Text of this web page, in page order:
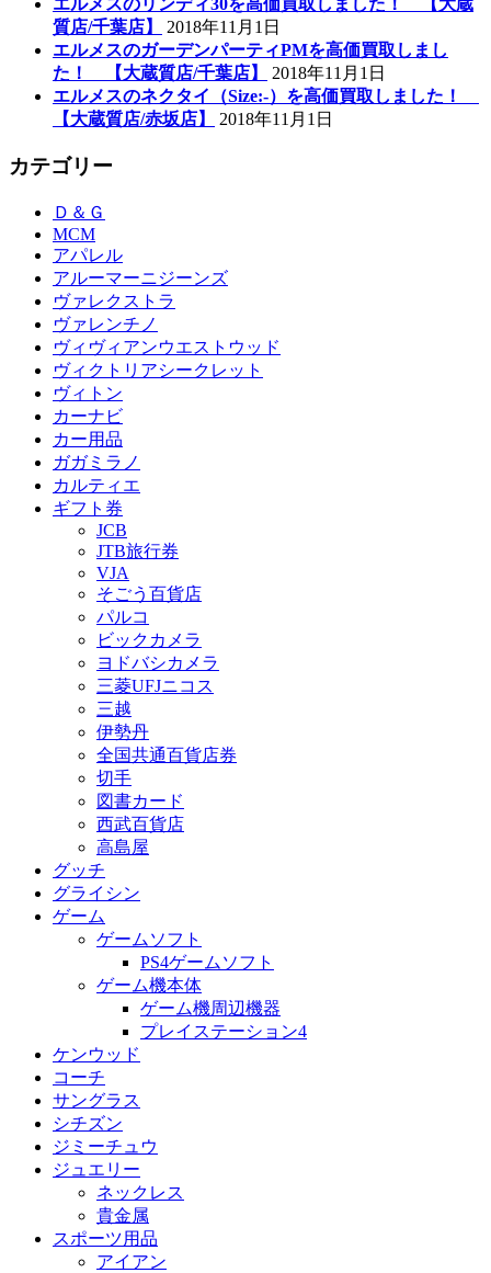
エルメスのリンディ30を高価買取しました！ 【大蔵
質店/千葉店】
2018年11月1日
エルメスのガーデンパーティPMを高価買取しまし
た！ 【大蔵質店/千葉店】
2018年11月1日
エルメスのネクタイ（Size:-）を高価買取しました！
【大蔵質店/赤坂店】
2018年11月1日
カテゴリー
Ｄ＆Ｇ
MCM
アパレル
アルーマーニジーンズ
ヴァレクストラ
ヴァレンチノ
ヴィヴィアンウエストウッド
ヴィクトリアシークレット
ヴィトン
カーナビ
カー用品
ガガミラノ
カルティエ
ギフト券
JCB
JTB旅行券
VJA
そごう百貨店
パルコ
ビックカメラ
ヨドバシカメラ
三菱UFJニコス
三越
伊勢丹
全国共通百貨店券
切手
図書カード
西武百貨店
高島屋
グッチ
グライシン
ゲーム
ゲームソフト
PS4ゲームソフト
ゲーム機本体
ゲーム機周辺機器
プレイステーション4
ケンウッド
コーチ
サングラス
シチズン
ジミーチュウ
ジュエリー
ネックレス
貴金属
スポーツ用品
アイアン